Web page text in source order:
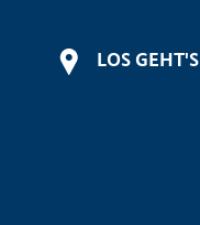
LOS GEHT'S